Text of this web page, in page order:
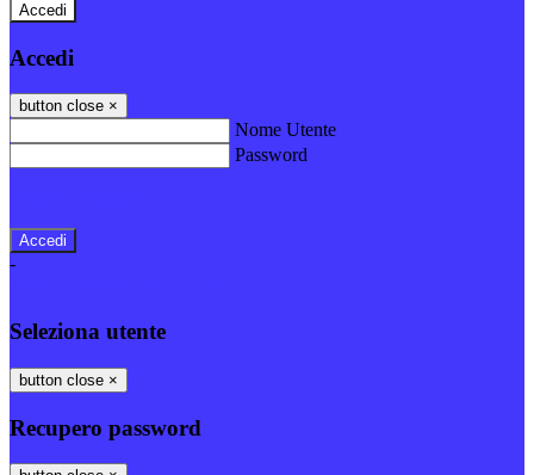
Accedi
Accedi
button close ×
Nome Utente
Password
-
Seleziona utente
button close ×
Recupero password